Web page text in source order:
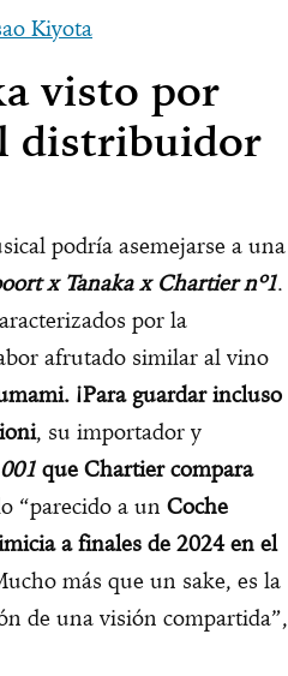
Kiyota
visto por
distribuidor
podría asemejarse a una
x Tanaka x Chartier nº1.
por la
afrutado similar al vino
¡Para guardar incluso
, su importador y
001 que Chartier compara
“parecido a un Coche
a finales de 2024 en el
más que un sake, es la
de una visión compartida”,